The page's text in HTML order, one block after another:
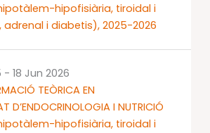
hipofisiària, tiroidal i
i diabetis), 2025-2026
TEÒRICA EN
D’ENDOCRINOLOGIA I NUTRICIÓ
hipofisiària, tiroidal i
- 18 Jun 2026